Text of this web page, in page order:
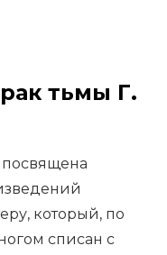
тьмы Г.
посвящена
который, по
списан с